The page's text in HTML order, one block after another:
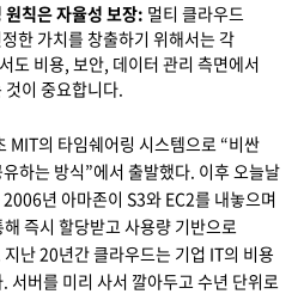
칙은 자율성 보장: 멀티 클라우드
한 가치를 창출하기 위해서는 각
도 비용, 보안, 데이터 관리 측면에서
것이 중요합니다.
MIT의 타임쉐어링 시스템으로 “비싼
하는 방식”에서 출발했다. 이후 오늘날
년 아마존이 S3와 EC2를 내놓으며
즉시 할당받고 사용량 기반으로
난 20년간 클라우드는 기업 IT의 비용
서버를 미리 사서 깔아두고 수년 단위로